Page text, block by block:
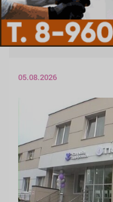
05.08.2026